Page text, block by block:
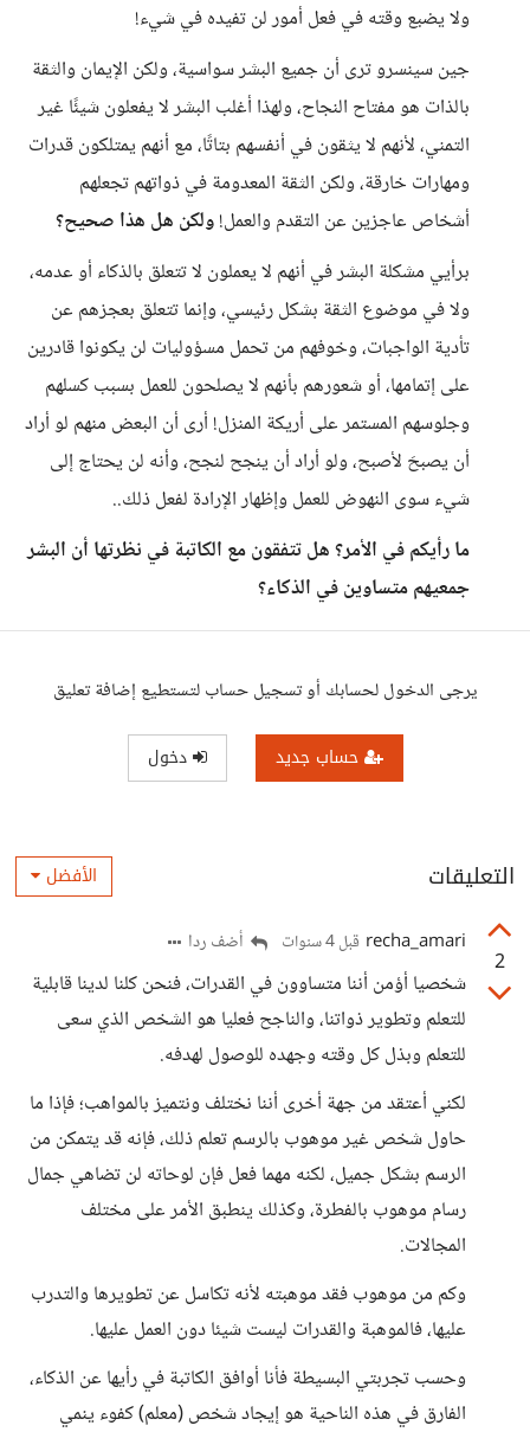
ولا يضبع وقته في فعل أمور لن تفيده في شيء!
جين سينسرو ترى أن جميع البشر سواسية، ولكن الإيمان والثقة
بالذات هو مفتاح النجاح، ولهذا أغلب البشر لا يفعلون شيئًا غير
التمني، لأنهم لا يثقون في أنفسهم بتاتًا، مع أنهم يمتلكون قدرات
ومهارات خارقة، ولكن الثقة المعدومة في ذواتهم تجعلهم
أشخاص عاجزين عن التقدم والعمل!ولكن هل هذا صحيح؟
برأيي مشكلة البشر في أنهم لا يعملون لا تتعلق بالذكاء أو عدمه،
ولا في موضوع الثقة بشكل رئيسي، وإنما تتعلق بعجزهم عن
تأدية الواجبات، وخوفهم من تحمل مسؤوليات لن يكونوا قادرين
على إتمامها، أو شعورهم بأنهم لا يصلحون للعمل بسبب كسلهم
وجلوسهم المستمر على أريكة المنزل! أرى أن البعض منهم لو أراد
أن يصبحَ لأصبح، ولو أراد أن ينجح لنجح، وأنه لن يحتاج إلى
شيء سوى النهوض للعمل وإظهار الإرادة لفعل ذلك..
ما رأيكم في الأمر؟ هل تتفقون مع الكاتبة في نظرتها أن البشر
جمعيهم متساوين في الذكاء؟
يرجى الدخول لحسابك أو تسجيل حساب لتستطيع إضافة تعليق
حساب جديد دخول
التعليقات الأفضل
2
recha_amari قبل 4 سنوات أضف ردا
شخصيا أؤمن أننا متساوون في القدرات، فنحن كلنا لدينا قابلية
للتعلم وتطوير ذواتنا، والناجح فعليا هو الشخص الذي سعى
للتعلم وبذل كل وقته وجهده للوصول لهدفه.
لكني أعتقد من جهة أخرى أننا نختلف ونتميز بالمواهب؛ فإذا ما
حاول شخص غير موهوب بالرسم تعلم ذلك، فإنه قد يتمكن من
الرسم بشكل جميل، لكنه مهما فعل فإن لوحاته لن تضاهي جمال
رسام موهوب بالفطرة، وكذلك ينطبق الأمر على مختلف
المجالات.
وكم من موهوب فقد موهبته لأنه تكاسل عن تطويرها والتدرب
عليها، فالموهبة والقدرات ليست شيئا دون العمل عليها.
وحسب تجربتي البسيطة فأنا أوافق الكاتبة في رأيها عن الذكاء،
الفارق في هذه الناحية هو إيجاد شخص (معلم) كفوء ينمي